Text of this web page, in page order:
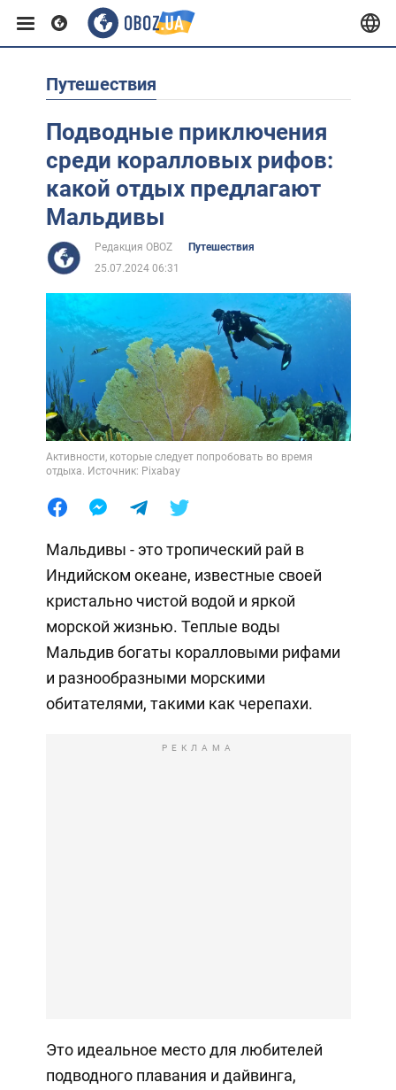
Европа
Азия
Африка
Жизнь
Лайфхаки
Путешествия
Подводные приключения
среди коралловых рифов:
какой отдых предлагают
Мальдивы
Редакция OBOZ
Путешествия
25.07.2024 06:31
Активности, которые следует попробовать во время
отдыха. Источник: Pixabay
Мальдивы - это тропический рай в
Индийском океане, известные своей
кристально чистой водой и яркой
морской жизнью. Теплые воды
Мальдив богаты коралловыми рифами
и разнообразными морскими
обитателями, такими как черепахи.
РЕКЛАМА
Это идеальное место для любителей
подводного плавания и дайвинга,